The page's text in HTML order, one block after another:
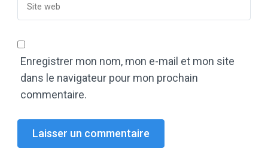
Enregistrer mon nom, mon e-mail et mon site
dans le navigateur pour mon prochain
commentaire.